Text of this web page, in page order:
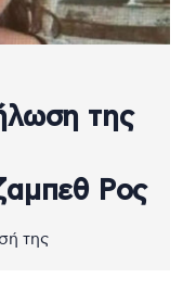
της
Ρος
της